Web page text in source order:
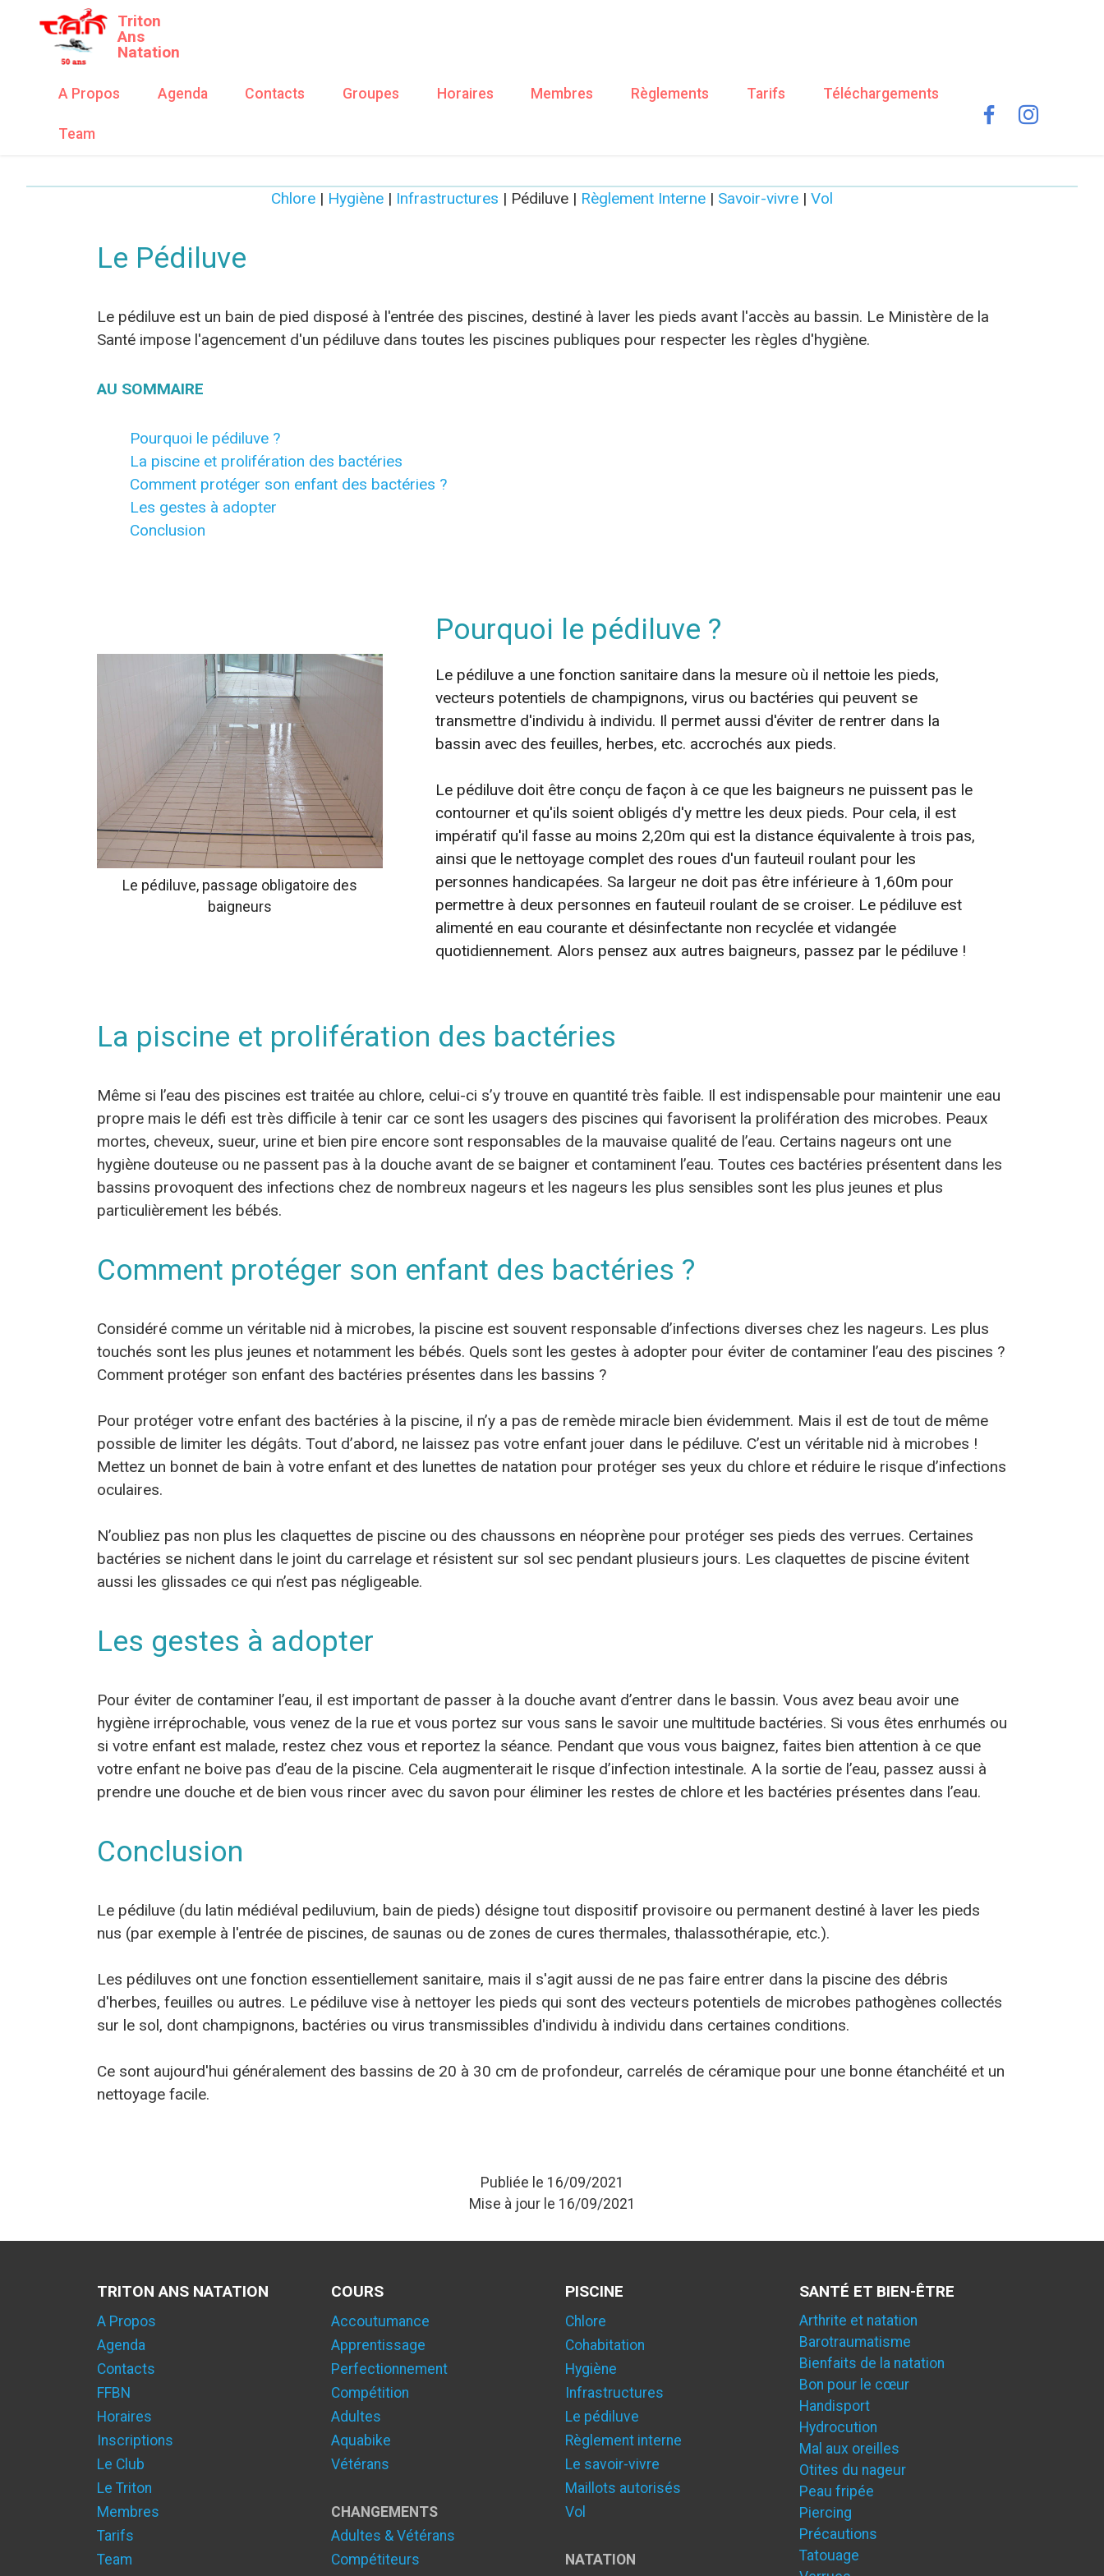
Triton
Ans
Natation
A Propos Agenda Contacts Groupes Horaires Membres Règlements Tarifs Téléchargements
Team
Chlore | Hygiène | Infrastructures | Pédiluve | Règlement Interne | Savoir-vivre | Vol
Le Pédiluve
Le pédiluve est un bain de pied disposé à l'entrée des piscines, destiné à laver les pieds avant l'accès au bassin. Le Ministère de la
Santé impose l'agencement d'un pédiluve dans toutes les piscines publiques pour respecter les règles d'hygiène.
AU SOMMAIRE
Pourquoi le pédiluve ?
La piscine et prolifération des bactéries
Comment protéger son enfant des bactéries ?
Les gestes à adopter
Conclusion
Le pédiluve, passage obligatoire des
baigneurs
Pourquoi le pédiluve ?
Le pédiluve a une fonction sanitaire dans la mesure où il nettoie les pieds,
vecteurs potentiels de champignons, virus ou bactéries qui peuvent se
transmettre d'individu à individu. Il permet aussi d'éviter de rentrer dans la
bassin avec des feuilles, herbes, etc. accrochés aux pieds.
Le pédiluve doit être conçu de façon à ce que les baigneurs ne puissent pas le
contourner et qu'ils soient obligés d'y mettre les deux pieds. Pour cela, il est
impératif qu'il fasse au moins 2,20m qui est la distance équivalente à trois pas,
ainsi que le nettoyage complet des roues d'un fauteuil roulant pour les
personnes handicapées. Sa largeur ne doit pas être inférieure à 1,60m pour
permettre à deux personnes en fauteuil roulant de se croiser. Le pédiluve est
alimenté en eau courante et désinfectante non recyclée et vidangée
quotidiennement. Alors pensez aux autres baigneurs, passez par le pédiluve !
La piscine et prolifération des bactéries
Même si l’eau des piscines est traitée au chlore, celui-ci s’y trouve en quantité très faible. Il est indispensable pour maintenir une eau
propre mais le défi est très difficile à tenir car ce sont les usagers des piscines qui favorisent la prolifération des microbes. Peaux
mortes, cheveux, sueur, urine et bien pire encore sont responsables de la mauvaise qualité de l’eau. Certains nageurs ont une
hygiène douteuse ou ne passent pas à la douche avant de se baigner et contaminent l’eau. Toutes ces bactéries présentent dans les
bassins provoquent des infections chez de nombreux nageurs et les nageurs les plus sensibles sont les plus jeunes et plus
particulièrement les bébés.
Comment protéger son enfant des bactéries ?
Considéré comme un véritable nid à microbes, la piscine est souvent responsable d’infections diverses chez les nageurs. Les plus
touchés sont les plus jeunes et notamment les bébés. Quels sont les gestes à adopter pour éviter de contaminer l’eau des piscines ?
Comment protéger son enfant des bactéries présentes dans les bassins ?
Pour protéger votre enfant des bactéries à la piscine, il n’y a pas de remède miracle bien évidemment. Mais il est de tout de même
possible de limiter les dégâts. Tout d’abord, ne laissez pas votre enfant jouer dans le pédiluve. C’est un véritable nid à microbes !
Mettez un bonnet de bain à votre enfant et des lunettes de natation pour protéger ses yeux du chlore et réduire le risque d’infections
oculaires.
N’oubliez pas non plus les claquettes de piscine ou des chaussons en néoprène pour protéger ses pieds des verrues. Certaines
bactéries se nichent dans le joint du carrelage et résistent sur sol sec pendant plusieurs jours. Les claquettes de piscine évitent
aussi les glissades ce qui n’est pas négligeable.
Les gestes à adopter
Pour éviter de contaminer l’eau, il est important de passer à la douche avant d’entrer dans le bassin. Vous avez beau avoir une
hygiène irréprochable, vous venez de la rue et vous portez sur vous sans le savoir une multitude bactéries. Si vous êtes enrhumés ou
si votre enfant est malade, restez chez vous et reportez la séance. Pendant que vous vous baignez, faites bien attention à ce que
votre enfant ne boive pas d’eau de la piscine. Cela augmenterait le risque d’infection intestinale. A la sortie de l’eau, passez aussi à
prendre une douche et de bien vous rincer avec du savon pour éliminer les restes de chlore et les bactéries présentes dans l’eau.
Conclusion
Le pédiluve (du latin médiéval pediluvium, bain de pieds) désigne tout dispositif provisoire ou permanent destiné à laver les pieds
nus (par exemple à l'entrée de piscines, de saunas ou de zones de cures thermales, thalassothérapie, etc.).
Les pédiluves ont une fonction essentiellement sanitaire, mais il s'agit aussi de ne pas faire entrer dans la piscine des débris
d'herbes, feuilles ou autres. Le pédiluve vise à nettoyer les pieds qui sont des vecteurs potentiels de microbes pathogènes collectés
sur le sol, dont champignons, bactéries ou virus transmissibles d'individu à individu dans certaines conditions.
Ce sont aujourd'hui généralement des bassins de 20 à 30 cm de profondeur, carrelés de céramique pour une bonne étanchéité et un
nettoyage facile.
Publiée le 16/09/2021
Mise à jour le 16/09/2021
TRITON ANS NATATION
A Propos
Agenda
Contacts
FFBN
Horaires
Inscriptions
Le Club
Le Triton
Membres
Tarifs
Team
COURS
Accoutumance
Apprentissage
Perfectionnement
Compétition
Adultes
Aquabike
Vétérans
CHANGEMENTS
Adultes & Vétérans
Compétiteurs
PISCINE
Chlore
Cohabitation
Hygiène
Infrastructures
Le pédiluve
Règlement interne
Le savoir-vivre
Maillots autorisés
Vol
NATATION
SANTÉ ET BIEN-ÊTRE
Arthrite et natation
Barotraumatisme
Bienfaits de la natation
Bon pour le cœur
Handisport
Hydrocution
Mal aux oreilles
Otites du nageur
Peau fripée
Piercing
Précautions
Tatouage